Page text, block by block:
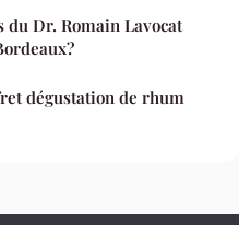
du Dr. Romain Lavocat
dégustation de rhum